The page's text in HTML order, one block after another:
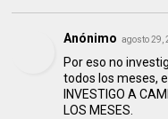
Anónimo agosto 29,
Por eso no
todos los meses,
INVESTIGO A
LOS MESES.